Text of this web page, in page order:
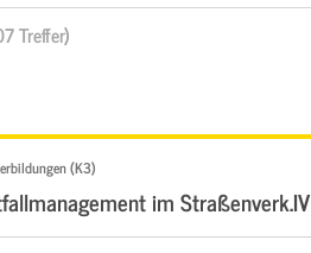
Treffer)
(K3)
im Straßenverk.IV